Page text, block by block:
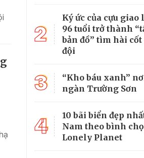
2
Ký ức của cựu giao
96 tuổi trở thành
bản đồ” tìm hài
đội
3
“Kho báu xanh”
ngàn Trường Sơn
4
10 bãi biển đẹp
Nam theo bình
Lonely Planet